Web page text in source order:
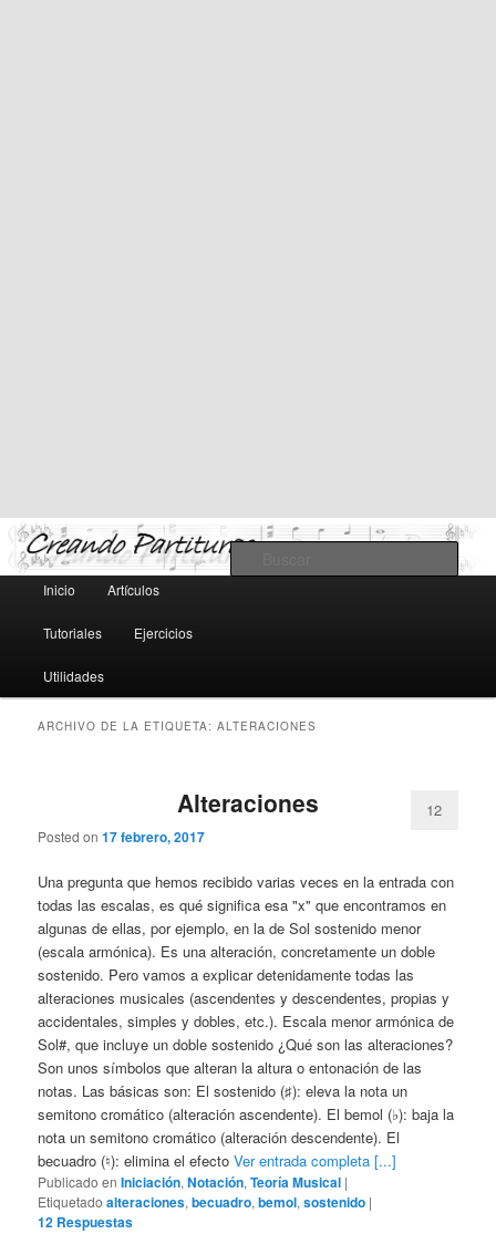
Teoría y notación musical, software y MIDI
Menú
Ir
al
contenido
principal
Ir
al
contenido
secundario
Inicio Artículos
Tutoriales Ejercicios
Utilidades
ARCHIVO DE LA ETIQUETA:ALTERACIONES
Alteraciones
Posted on17 febrero, 2017
12
Una pregunta que hemos recibido varias veces en la entrada con
todas las escalas, es qué significa esa "x" que encontramos en
algunas de ellas, por ejemplo, en la de Sol sostenido menor
(escala armónica). Es una alteración, concretamente un doble
sostenido. Pero vamos a explicar detenidamente todas las
alteraciones musicales (ascendentes y descendentes, propias y
accidentales, simples y dobles, etc.). Escala menor armónica de
Sol#, que incluye un doble sostenido ¿Qué son las alteraciones?
Son unos símbolos que alteran la altura o entonación de las
notas. Las básicas son: El sostenido (♯): eleva la nota un
semitono cromático (alteración ascendente). El bemol (♭): baja la
nota un semitono cromático (alteración descendente). El
becuadro (♮): elimina el efectoVer entrada completa [...]
Publicado en Iniciación,Notación,Teoría Musical |
Etiquetado alteraciones,becuadro,bemol,sostenido |
12 Respuestas